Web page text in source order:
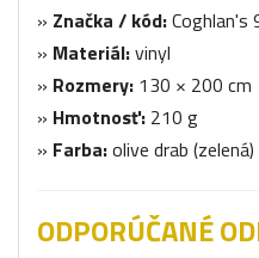
» Značka / kód:Coghlan's
» Materiál:vinyl
» Rozmery: 130 × 200 cm
» Hmotnosť: 210 g
» Farba:olive drab (zelená)
ODPORÚČANÉ